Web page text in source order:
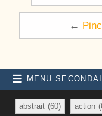
←
MENU
abstrait (60) action